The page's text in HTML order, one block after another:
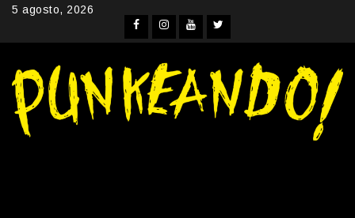
Skip5 agosto, 2026
Facebook
Instagram
YouTubeTwitter